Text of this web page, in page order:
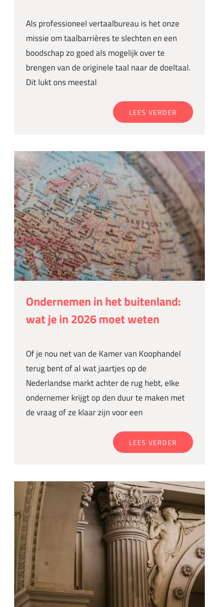
Als professioneel vertaalbureau is het onze
missie om taalbarrières te slechten en een
boodschap zo goed als mogelijk over te
brengen van de originele taal naar de doeltaal.
Dit lukt ons meestal
LEES VERDER
Ondernemen in het buitenland:
wat je in 2026 moet weten
Of je nou net van de Kamer van Koophandel
terug bent of al wat jaartjes op de
Nederlandse markt achter de rug hebt, elke
ondernemer krijgt op den duur te maken met
de vraag of ze klaar zijn voor een
LEES VERDER